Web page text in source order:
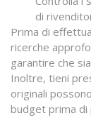
di
Prima di
ricerche
garantire che
Inoltre, tieni
originali
budget prima di